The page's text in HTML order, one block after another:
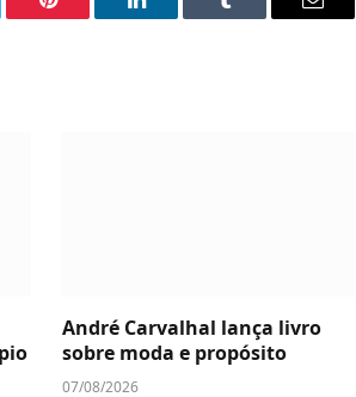
Pinterest LinkedIn Tumblr Email
André Carvalhal lança livro
sobre moda e propósito
07/08/2026